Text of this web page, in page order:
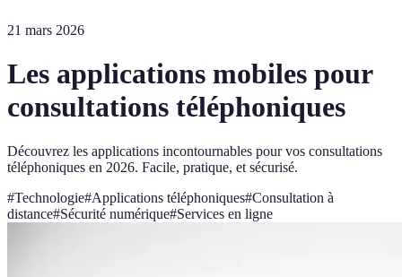
21 mars 2026
Les applications mobiles pour
consultations téléphoniques
Découvrez les applications incontournables pour vos consultations
téléphoniques en 2026. Facile, pratique, et sécurisé.
#Technologie#Applications téléphoniques#Consultation à
distance#Sécurité numérique#Services en ligne